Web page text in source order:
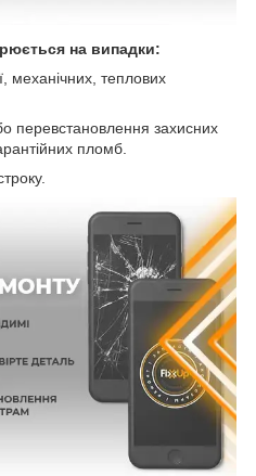
на випадки:
механічних, теплових
перевстановлення захисних
пломб.